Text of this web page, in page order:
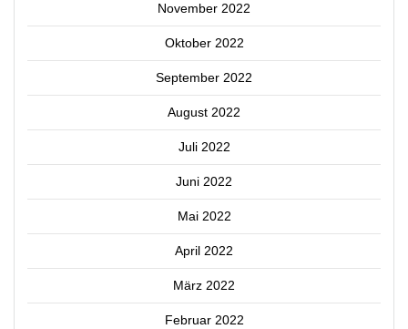
November 2022
Oktober 2022
September 2022
August 2022
Juli 2022
Juni 2022
Mai 2022
April 2022
März 2022
Februar 2022